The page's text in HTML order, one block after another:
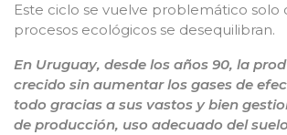
Este ciclo se vuelve problemático solo
procesos ecológicos se desequilibran.
En Uruguay, desde los años 90, la
crecido sin aumentar los gases de
todo gracias a sus vastos y bien
de producción, uso adecuado del